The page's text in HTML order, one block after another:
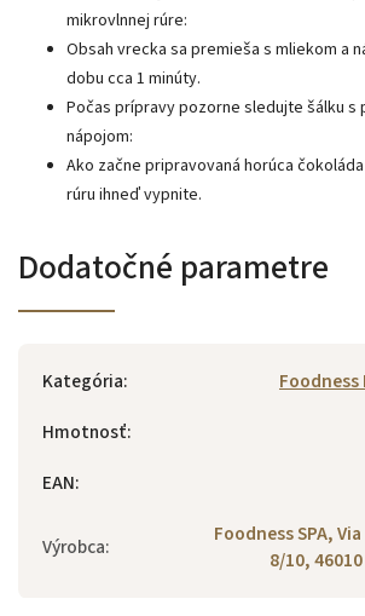
mikrovlnnej rúre:
Obsah vrecka sa premieša s mliekom a
dobu cca 1 minúty.
Počas prípravy pozorne sledujte šálku s
nápojom:
Ako začne pripravovaná horúca
rúru ihneď vypnite.
Dodatočné parametre
Kategória:
Foodness
Hmotnosť:
EAN:
Výrobca:
Foodness SPA,
8/10,